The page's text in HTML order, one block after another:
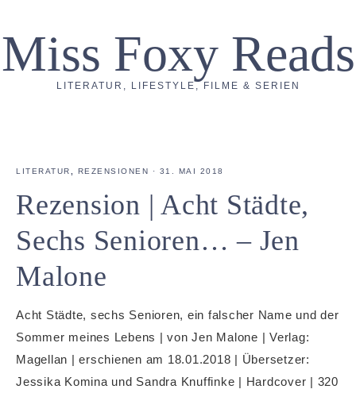
Miss Foxy Reads
LITERATUR, LIFESTYLE, FILME & SERIEN
LITERATUR REZENSIONEN · 31. MAI 2018
Rezension | Acht Städte,
Sechs Senioren… – Jen
Malone
Acht Städte, sechs Senioren, ein falscher Name und der
Sommer meines Lebens | von Jen Malone | Verlag:
Magellan | erschienen am 18.01.2018 | Übersetzer:
Jessika Komina und Sandra Knuffinke | Hardcover | 320